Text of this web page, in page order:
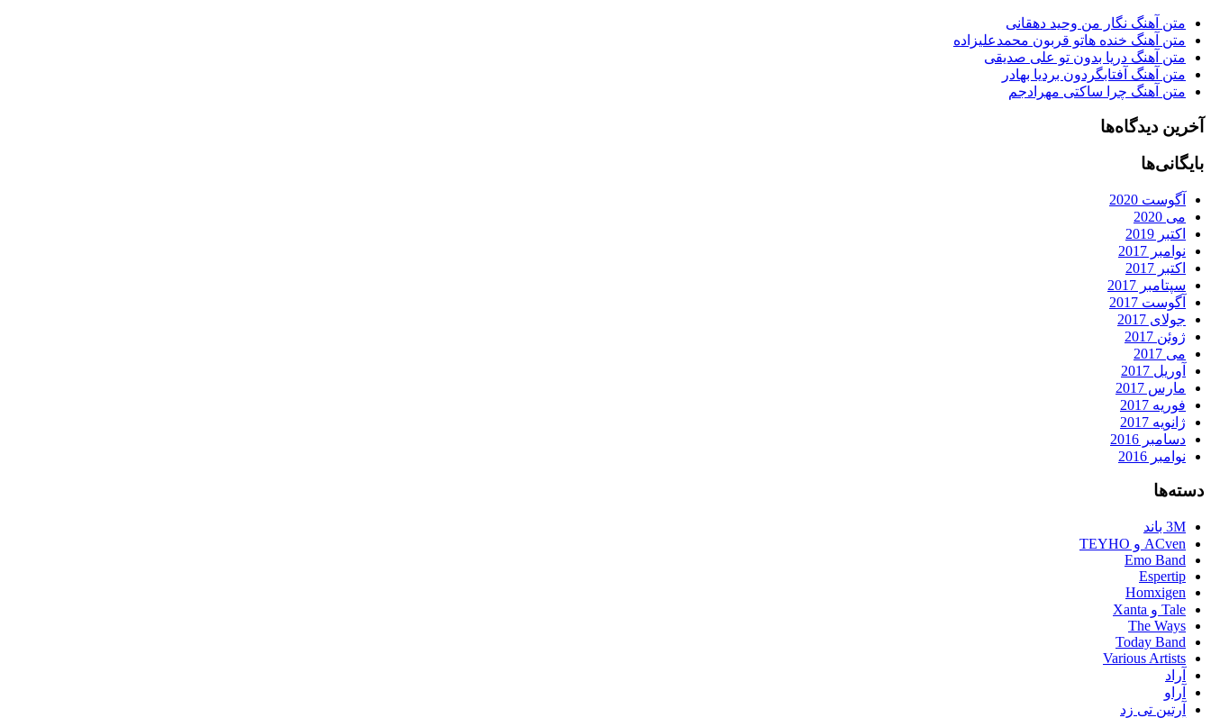
متن آهنگ نگار من وحید دهقانی
متن آهنگ خنده هاتو قربون محمدعلیزاده
متن آهنگ دریا بدون تو علی صدیقی
متن آهنگ آفتابگردون بردیا بهادر
متن آهنگ چرا ساکتی مهرادجم
آخرین دیدگاه‌ها
بایگانی‌ها
آگوست 2020
می 2020
اکتبر 2019
نوامبر 2017
اکتبر 2017
سپتامبر 2017
آگوست 2017
جولای 2017
ژوئن 2017
می 2017
آوریل 2017
مارس 2017
فوریه 2017
ژانویه 2017
دسامبر 2016
نوامبر 2016
دسته‌ها
3M باند
ACven و TEYHO
Emo Band
Espertip
Homxigen
Tale و Xanta
The Ways
Today Band
Various Artists
آراد
آراو
آرتین تی زد